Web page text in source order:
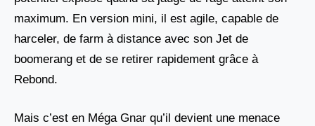
maximum. En version mini, il est agile, capable de
harceler, de farm à distance avec son Jet de
boomerang et de se retirer rapidement grâce à
Rebond.
Mais c’est en Méga Gnar qu’il devient une menace